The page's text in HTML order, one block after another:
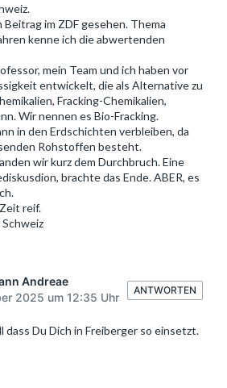
im ZDF gesehen. Thema
kenne ich die abwertenden
mein Team und ich haben vor
entwickelt, die als Alternative zu
Fracking-Chemikalien,
Wir nennen es Bio-Fracking.
in den Erdschichten verbleiben, da
Rohstoffen besteht.
wir kurz dem Durchbruch. Eine
brachte das Ende. ABER, es
reif.
Andreae
2025 um 12:35 Uhr
dass Du Dich in Freiberger so einsetzt.
ANTWORTEN